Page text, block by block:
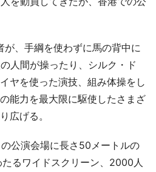
、手綱を使わずに馬の背中に
人間が操ったり、シルク・ド
ヤを使った演技、組み体操をし
能力を最大限に駆使したさまざ
広げる。
公演会場に長さ50メートルの
るワイドスクリーン、2000人